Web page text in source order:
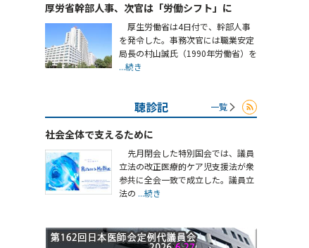
厚労省幹部人事、次官は「労働シフト」に
厚生労働省は4日付で、幹部人事
を発令した。事務次官には職業安定
局長の村山誠氏（1990年労働省）を
...続き
聴診記 一覧
社会全体で支えるために
先月閉会した特別国会では、議員
立法の改正医療的ケア児支援法が衆
参共に全会一致で成立した。議員立
法の ...続き